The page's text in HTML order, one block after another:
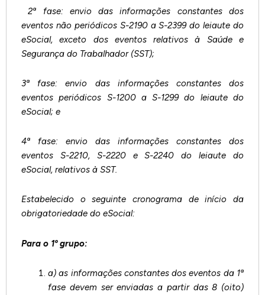
2ª fase: envio das informações constantes dos
eventos não periódicos S-2190 a S-2399 do leiaute do
eSocial, exceto dos eventos relativos à Saúde e
Segurança do Trabalhador (SST);
3ª fase: envio das informações constantes dos
eventos periódicos S-1200 a S-1299 do leiaute do
eSocial; e
4ª fase: envio das informações constantes dos
eventos S-2210, S-2220 e S-2240 do leiaute do
eSocial, relativos à SST.
Estabelecido o seguinte cronograma de início da
obrigatoriedade do eSocial:
Para o 1º grupo:
a) as informações constantes dos eventos da 1ª
fase devem ser enviadas a partir das 8 (oito)